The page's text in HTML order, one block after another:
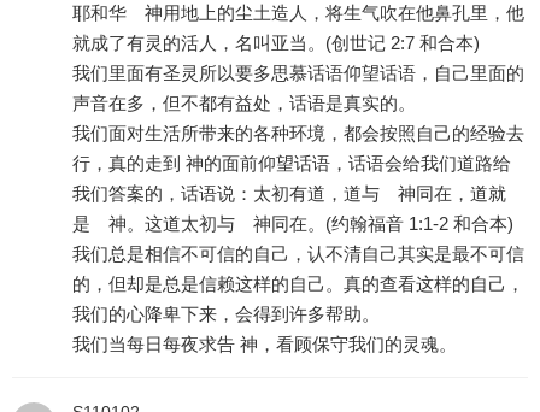
耶和华 神用地上的尘土造人，将生气吹在他鼻孔里，他
就成了有灵的活人，名叫亚当。(创世记 2:7 和合本)
我们里面有圣灵所以要多思慕话语仰望话语，自己里面的
声音在多，但不都有益处，话语是真实的。
我们面对生活所带来的各种环境，都会按照自己的经验去
行，真的走到 神的面前仰望话语，话语会给我们道路给
我们答案的，话语说：太初有道，道与 神同在，道就
是 神。这道太初与 神同在。(约翰福音 1:1-2 和合本)
我们总是相信不可信的自己，认不清自己其实是最不可信
的，但却是总是信赖这样的自己。真的查看这样的自己，
我们的心降卑下来，会得到许多帮助。
我们当每日每夜求告 神，看顾保守我们的灵魂。